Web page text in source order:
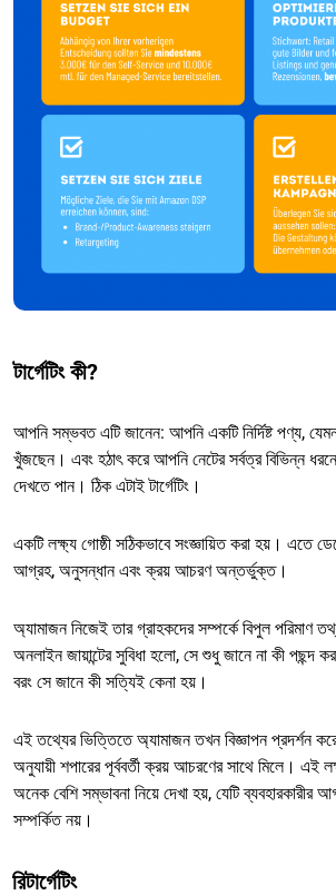
টার্গেটিং কী?
আপনি সম্ভবত এটি জানেন: আপনি একটি নির্দিষ্ট পণ্য,
খুঁজছেন। এবং হঠাৎ করে আপনি নেটের সর্বত্র বিভিন্ন
দেখতে পান। ঠিক এটাই টার্গেটিং।
একটি লক্ষ্য গোষ্ঠী সঠিকভাবে সংজ্ঞায়িত করা হয়। এতে
আগ্রহ, অনুসন্ধান এবং ক্রয় আচরণ অন্তর্ভুক্ত।
অ্যামাজন নিজেই তার গ্রাহকদের সম্পর্কে বিপুল পরিমাণ
অনলাইন জায়ান্টের সুবিধা হলো, সে শুধু জানে না কী পছন্দ
বরং সে জানে কী সত্যিই কেনা হয়।
এই তথ্যের ভিত্তিতে অ্যামাজন তখন বিজ্ঞাপন প্রদর্শন
অনুযায়ী শপারের পূর্ববর্তী ক্রয় আচরণের সাথে মিলে। এই
অনেক বেশি সম্ভাবনা নিয়ে দেখা হয়, যেটি ব্যবহারকারীর
সম্পর্কিত নয়।
রিটার্গেটিং